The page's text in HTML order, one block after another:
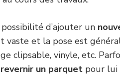
d’ajouter un
vaste et la pose est
clipsable, vinyle, etc.
un parquet pour lui